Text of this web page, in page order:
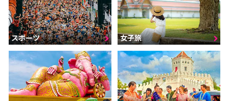
スポーツ 女子旅